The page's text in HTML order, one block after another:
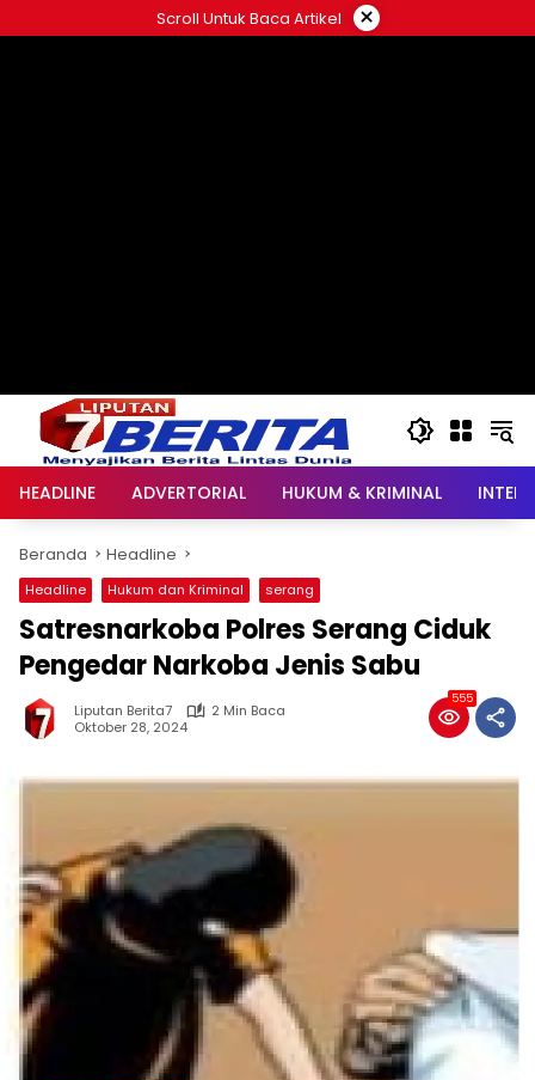
ke
Scroll Untuk Baca Artikel ×
HEADLINE ADVERTORIAL HUKUM & KRIMINAL
Beranda Headline
Headline Hukum dan Kriminal serang
Satresnarkoba Polres Serang Ciduk
Pengedar Narkoba Jenis Sabu
Liputan Berita7
2 Min Baca
Oktober 28, 2024
555